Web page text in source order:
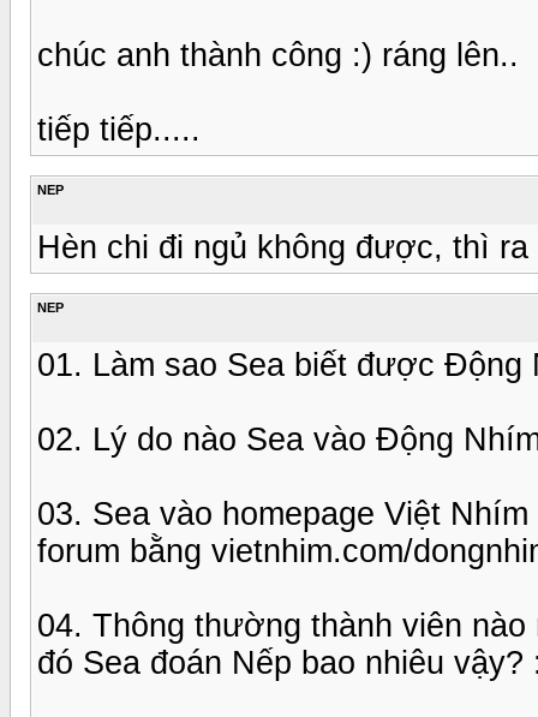
chúc anh thành công :) ráng lên..
tiếp tiếp.....
NEP
Hèn chi đi ngủ không được, thì
NEP
01. Làm sao Sea biết được Động
02. Lý do nào Sea vào Động
03. Sea vào homepage Việt
forum bằng vietnhim.com/
04. Thông thường thành viên
đó Sea đoán Nếp bao nhiêu vậy?